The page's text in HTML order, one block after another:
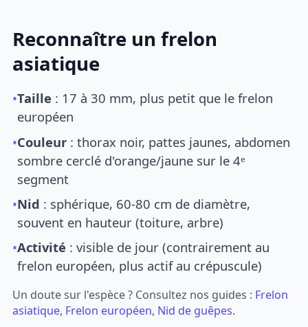
Reconnaître un frelon
asiatique
•Taille : 17 à 30 mm, plus petit que le frelon
européen
•Couleur : thorax noir, pattes jaunes, abdomen
sombre cerclé d'orange/jaune sur le 4ᵉ
segment
•Nid : sphérique, 60-80 cm de diamètre,
souvent en hauteur (toiture, arbre)
•Activité : visible de jour (contrairement au
frelon européen, plus actif au crépuscule)
Un doute sur l'espèce ? Consultez nos guides : Frelon
asiatique, Frelon européen, Nid de guêpes.